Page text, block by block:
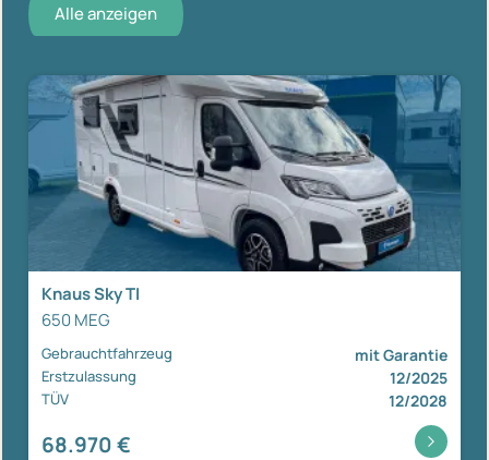
Alle anzeigen
Knaus Sky TI
650 MEG
Gebrauchtfahrzeug mit Garantie
Erstzulassung 12/2025
TÜV 12/2028
68.970 €